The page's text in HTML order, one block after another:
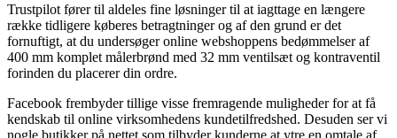
Trustpilot fører til aldeles fine løsninger til at iagttage en længere
række tidligere køberes betragtninger og af den grund er det
fornuftigt, at du undersøger online webshoppens bedømmelser af
400 mm komplet målerbrønd med 32 mm ventilsæt og kontraventil
forinden du placerer din ordre.
Facebook frembyder tillige visse fremragende muligheder for at få
kendskab til online virksomhedens kundetilfredshed. Desuden ser vi
nogle butikker på nettet som tilbyder kunderne at ytre en omtale af